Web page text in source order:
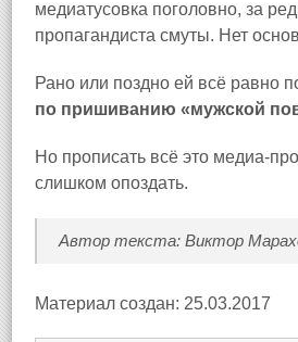
медиатусовка поголовно, за
пропагандиста смуты. Нет
Рано или поздно ей всё равно
по пришиванию «мужской
Но прописать всё это медиа-
слишком опоздать.
Автор текста: Виктор
Материал создан: 25.03.2017